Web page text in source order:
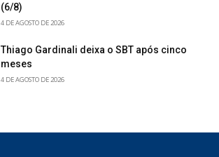
(6/8)
4 DE AGOSTO DE 2026
Thiago Gardinali deixa o SBT após cinco
meses
4 DE AGOSTO DE 2026